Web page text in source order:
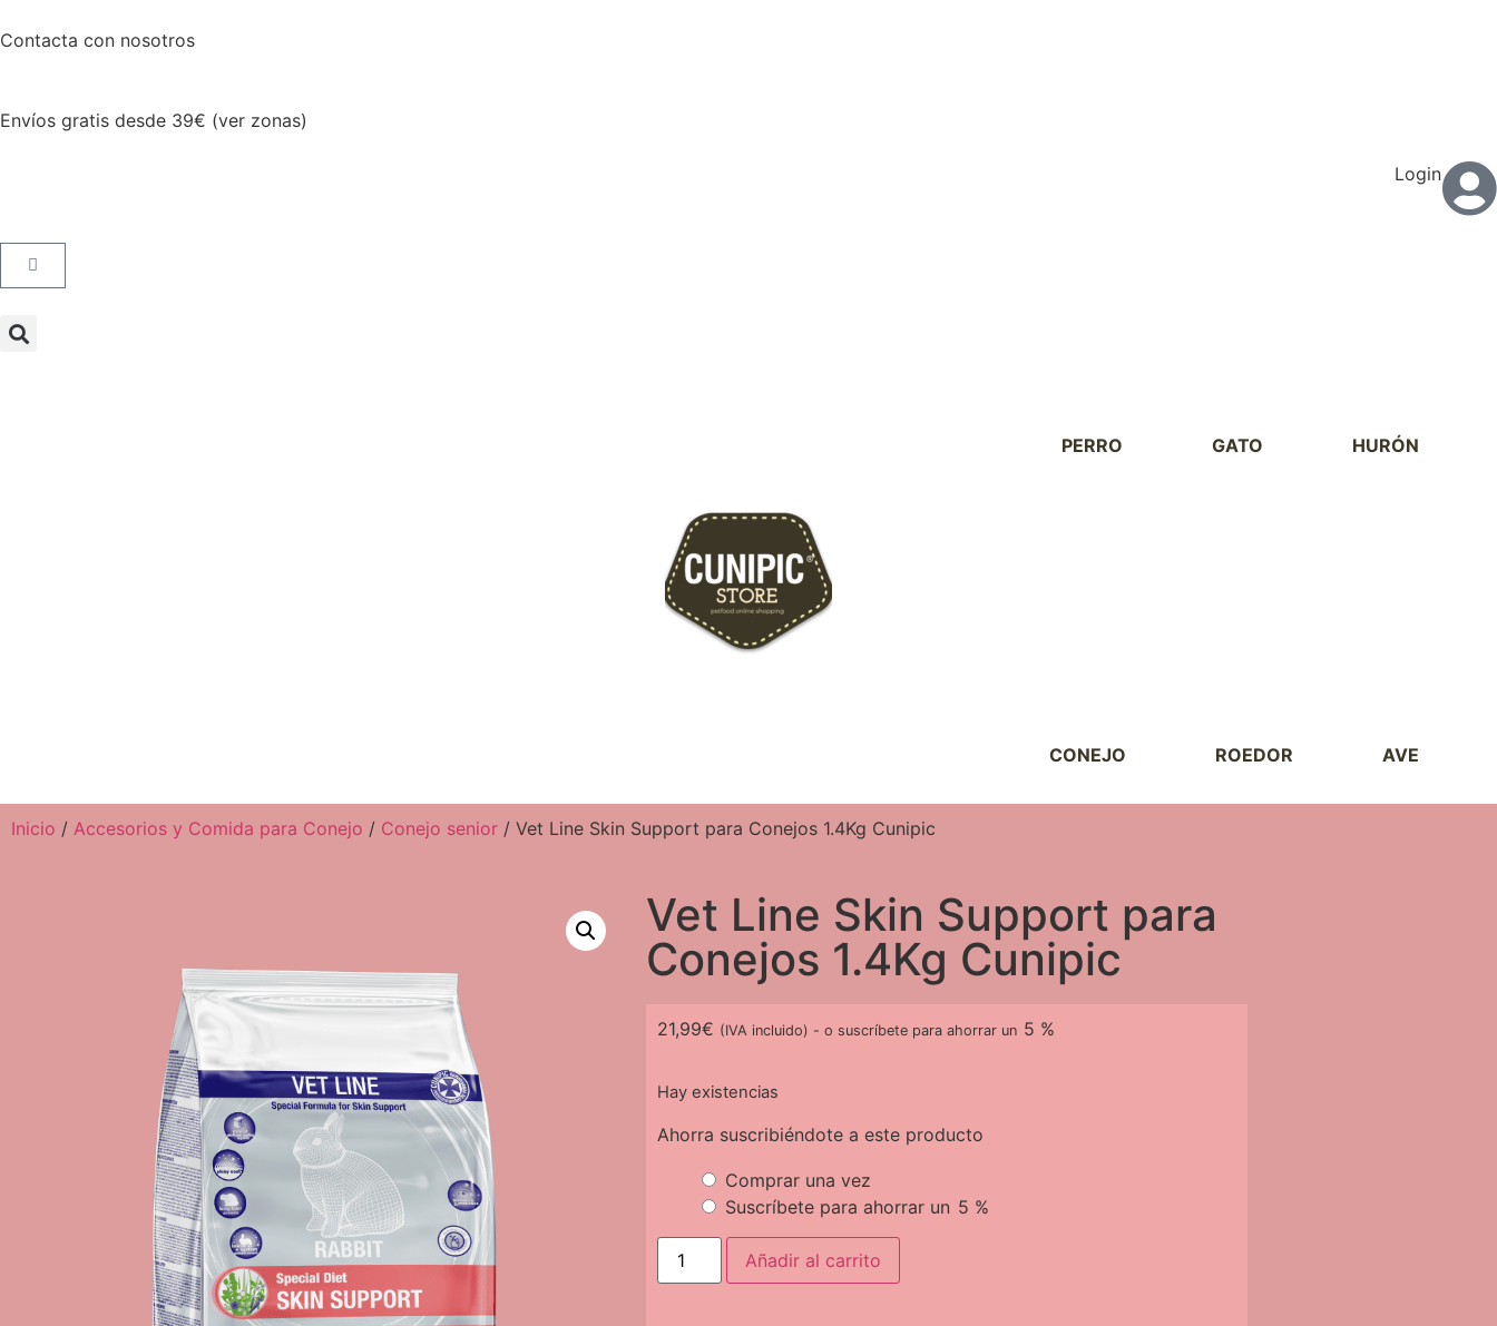
Contacta con nosotros
Envíos gratis desde 39€ (ver zonas)
Login
PERRO GATO HURÓN
CONEJO ROEDOR AVE
Inicio / Accesorios y Comida para Conejo / Conejo senior / Vet Line Skin Support para Conejos 1.4Kg Cunipic
Vet Line Skin Support para
Conejos 1.4Kg Cunipic
21,99€ (IVA incluido) - o suscríbete para ahorrar un 5 %
Hay existencias
Ahorra suscribiéndote a este producto
Comprar una vez
Suscríbete para ahorrar un 5 %
Añadir al carrito